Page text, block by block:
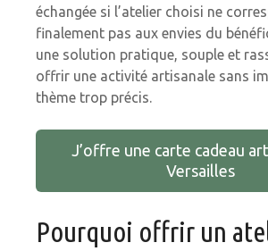
échangée si l’atelier choisi ne
finalement pas aux envies du
une solution pratique, souple et
offrir une activité artisanale sans
thème trop précis.
J’offre une carte cadeau
Versailles
Pourquoi offrir un